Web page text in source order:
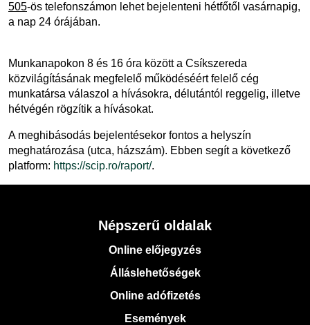
505-ös telefonszámon lehet bejelenteni hétfőtől vasárnapig,
a nap 24 órájában.
Munkanapokon 8 és 16 óra között a Csíkszereda
közvilágításának megfelelő működéséért felelő cég
munkatársa válaszol a hívásokra, délutántól reggelig, illetve
hétvégén rögzítik a hívásokat.
A meghibásodás bejelentésekor fontos a helyszín
meghatározása (utca, házszám). Ebben segít a következő
platform: https://scip.ro/raport/.
Népszerű oldalak
Online előjegyzés
Álláslehetőségek
Online adófizetés
Események